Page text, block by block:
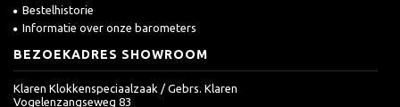
Bestelhistorie
Informatie over onze barometers
BEZOEKADRES SHOWROOM
Klaren Klokkenspeciaalzaak / Gebrs. Klaren
Vogelenzangseweg 83